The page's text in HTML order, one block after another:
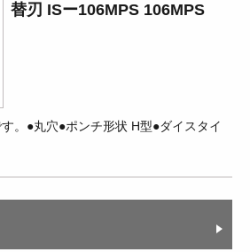
替刃 ISー106MPS 106MPS
。●丸穴●ポンチ形状 H型●ダイスタイ